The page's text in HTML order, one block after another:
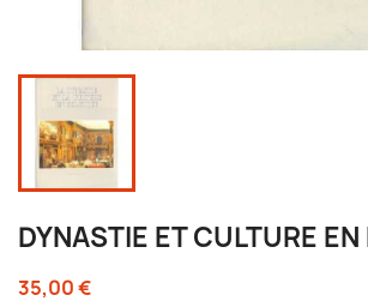
DYNASTIE ET CULTURE
35,00 €